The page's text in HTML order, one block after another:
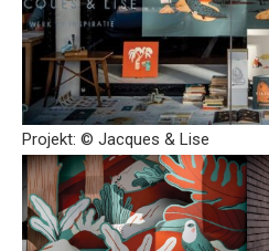
Projekt: © Jacques & Lise